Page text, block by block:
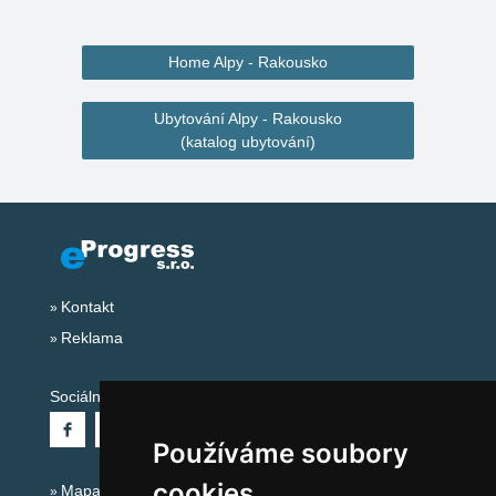
Používáme soubory
Home Alpy - Rakousko
Ubytování Alpy - Rakousko
(katalog ubytování)
Kontakt
Reklama
Sociální sítě:
Mapa serveru Alpy - Rakousko